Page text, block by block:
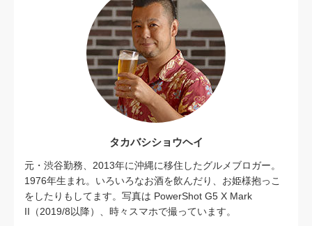
タカバシショウヘイ
元・渋谷勤務、2013年に沖縄に移住したグルメブロガー。
1976年生まれ。いろいろなお酒を飲んだり、お姫様抱っこ
をしたりもしてます。写真は PowerShot G5 X Mark
II（2019/8以降）、時々スマホで撮っています。